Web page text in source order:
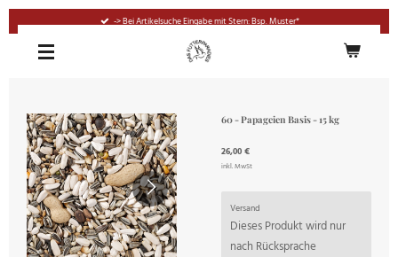
springen
-> Bei Artikelsuche Eingabe mit Stern: Bsp. Muster*
60 - Papageien Basis - 15 kg
26,00 €
inkl. MwSt
Versand
Dieses Produkt wird nur
nach Rücksprache